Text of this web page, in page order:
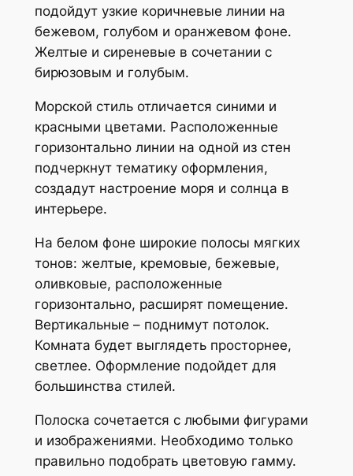
подойдут узкие коричневые линии на
бежевом, голубом и оранжевом фоне.
Желтые и сиреневые в сочетании с
бирюзовым и голубым.
Морской стиль отличается синими и
красными цветами. Расположенные
горизонтально линии на одной из стен
подчеркнут тематику оформления,
создадут настроение моря и солнца в
интерьере.
На белом фоне широкие полосы мягких
тонов: желтые, кремовые, бежевые,
оливковые, расположенные
горизонтально, расширят помещение.
Вертикальные – поднимут потолок.
Комната будет выглядеть просторнее,
светлее. Оформление подойдет для
большинства стилей.
Полоска сочетается с любыми фигурами
и изображениями. Необходимо только
правильно подобрать цветовую гамму.